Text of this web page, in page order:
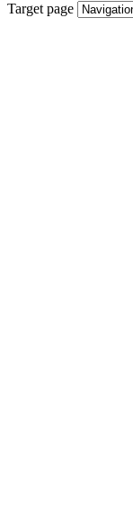
Target page